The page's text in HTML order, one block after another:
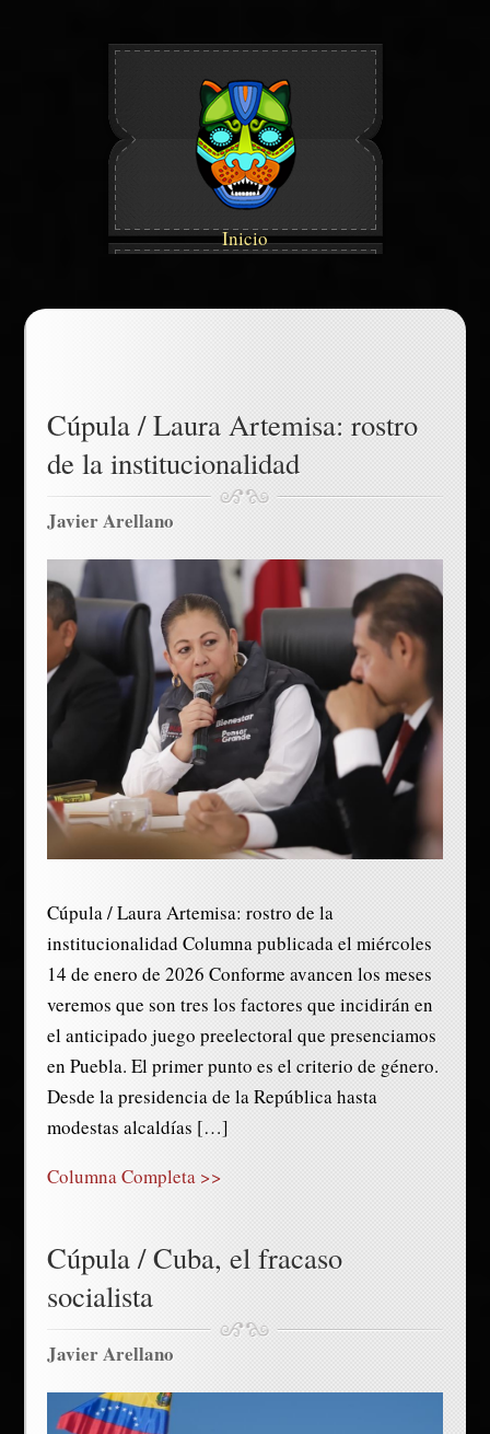
Inicio
Cúpula / Laura Artemisa: rostro
de la institucionalidad
Javier Arellano
Cúpula / Laura Artemisa: rostro de la
institucionalidad Columna publicada el miércoles
14 de enero de 2026 Conforme avancen los meses
veremos que son tres los factores que incidirán en
el anticipado juego preelectoral que presenciamos
en Puebla. El primer punto es el criterio de género.
Desde la presidencia de la República hasta
modestas alcaldías […]
Columna Completa >>
Cúpula / Cuba, el fracaso
socialista
Javier Arellano